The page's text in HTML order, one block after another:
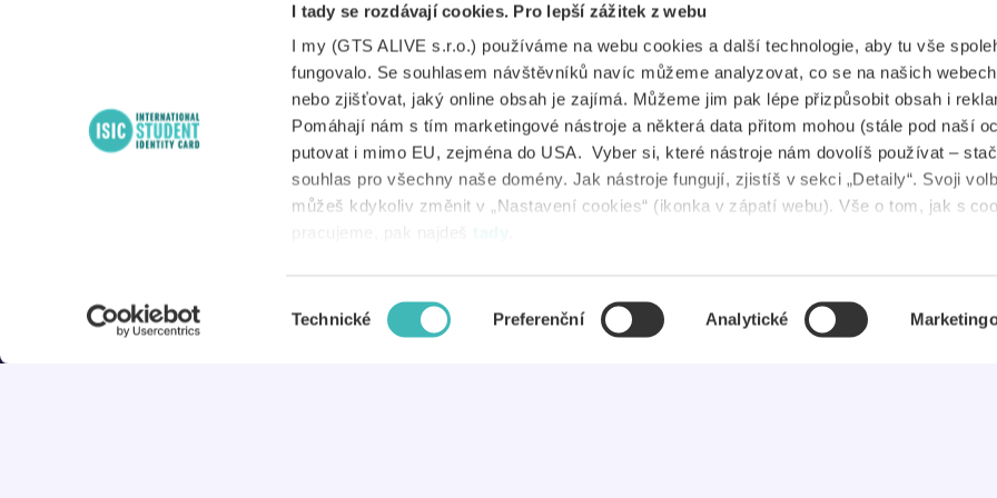
I tady se rozdávají cookies. Pro lepší zážitek z webu
I my (GTS ALIVE s.r.o.) používáme na webu cookies a další technologie, aby tu vše
fungovalo. Se souhlasem návštěvníků navíc můžeme analyzovat, co se na našich
nebo zjišťovat, jaký online obsah je zajímá. Můžeme jim pak lépe přizpůsobit obsah i
Pomáhají nám s tím marketingové nástroje a některá data přitom mohou (stále pod naší
putovat i mimo EU, zejména do USA. Vyber si, které nástroje nám dovolíš používat –
souhlas pro všechny naše domény. Jak nástroje fungují, zjistíš v sekci „Detaily“. Svoji
můžeš kdykoliv změnit v „Nastavení cookies“ (ikonka v zápatí webu). Vše o tom, jak s
souhlasu
Technické Preferenční Analytické
Aplikace
Student Jobs
FAQ
Novinky
Duševní zdraví
Průkaz AliveID
© 2026 ISIC